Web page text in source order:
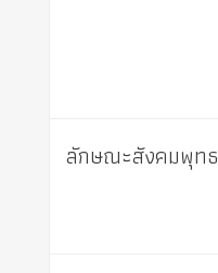
ลักษณะสังคมพุทธ